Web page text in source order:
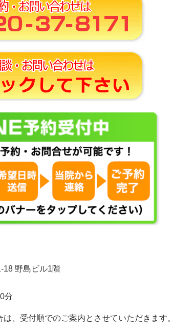
野島ビル1階
分
、受付順でのご案内とさせていただきます。